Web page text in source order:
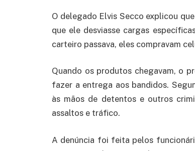
O delegado Elvis Secco explicou
que ele desviasse cargas
carteiro passava, eles compravam
Quando os produtos chegavam, o
fazer a entrega aos bandidos.
às mãos de detentos e outros
assaltos e tráfico.
A denúncia foi feita pelos